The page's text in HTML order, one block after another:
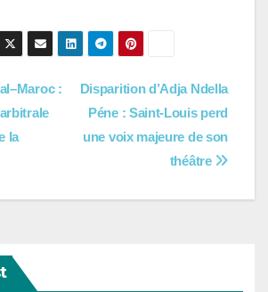
Disparition d’Adja Ndella
Péne : Saint-Louis perd
une voix majeure de son
théâtre
:
la